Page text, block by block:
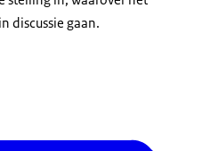
discussie gaan.